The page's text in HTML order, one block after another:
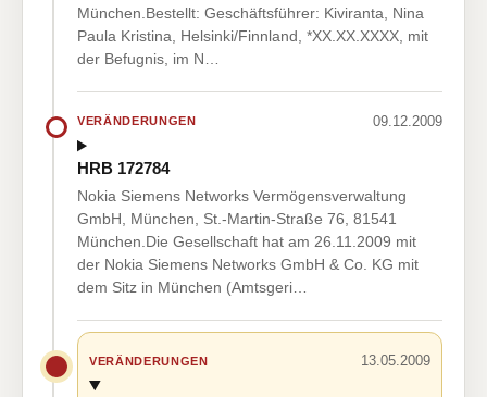
München.Bestellt: Geschäftsführer: Kiviranta, Nina
Paula Kristina, Helsinki/Finnland, *XX.XX.XXXX, mit
der Befugnis, im N…
VERÄNDERUNGEN 09.12.2009
HRB 172784
Nokia Siemens Networks Vermögensverwaltung
GmbH, München, St.-Martin-Straße 76, 81541
München.Die Gesellschaft hat am 26.11.2009 mit
der Nokia Siemens Networks GmbH & Co. KG mit
dem Sitz in München (Amtsgeri…
VERÄNDERUNGEN 13.05.2009